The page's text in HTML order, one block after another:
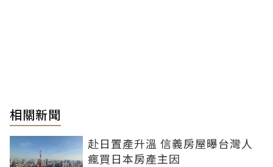
相關新聞
赴日置產升溫 信義房屋曝台灣人
瘋買日本房產主因